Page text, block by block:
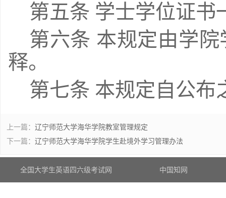
第五条 学士学位证书
第六条 本规定由学
释。
第七条 本规定自公布
上一篇： 辽宁师范大学海华学院教室管理规定
下一篇： 辽宁师范大学海华学院学生赴境外学习管理办法
全国大学生英语四六级考试网 中国知网